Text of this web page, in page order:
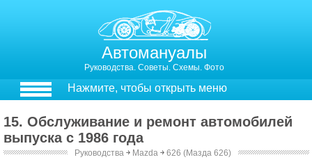
Автомануалы
Руководства. Советы. Схемы. Фото
Нажмите, чтобы открыть меню
15. Обслуживание и ремонт автомобилей
выпуска с 1986 года
Руководства ￫ Mazda ￫ 626 (Мазда 626)